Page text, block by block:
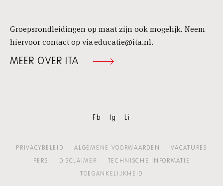
Groepsrondleidingen op maat zijn ook mogelijk. Neem
hiervoor contact op viaeducatie@ita.nl.
MEER OVER ITA
Fb Ig Li
PRIVACYBELEID ALGEMENE VOORWAARDEN
VACATURES
PERS
DISCLAIMER
TECHNISCHE INFORMATIE
TOEGANKELIJKHEID